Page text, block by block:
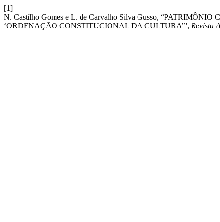
[1]
N. Castilho Gomes e L. de Carvalho Silva Gusso,
‘ORDENAÇÃO CONSTITUCIONAL DA CULTURA’”, Revista